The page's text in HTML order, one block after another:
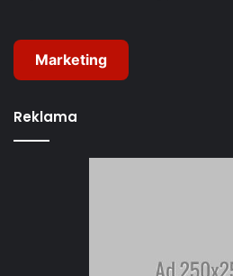
Marketing
Reklama